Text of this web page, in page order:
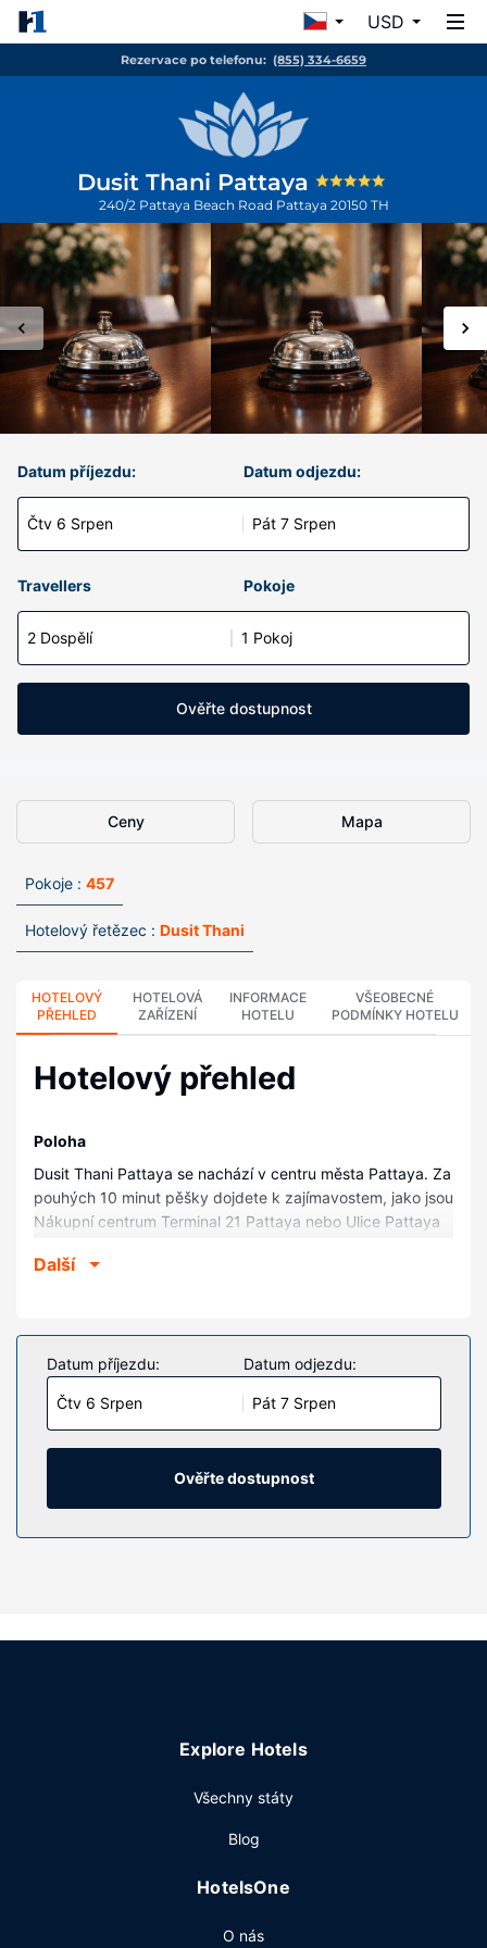
USD
Rezervace po telefonu: (855) 334-6659
Dusit Thani Pattaya
240/2 Pattaya Beach Road Pattaya 20150 TH
Datum příjezdu:
Čtv 6 Srpen
Datum odjezdu:
Pát 7 Srpen
Travellers Pokoje
2 Dospělí 1 Pokoj
Ověřte dostupnost
Ceny Mapa
Pokoje : 457
Hotelový řetězec : Dusit Thani
HOTELOVÝ
PŘEHLED
HOTELOVÁ
ZAŘÍZENÍ
INFORMACE
HOTELU
VŠEOBECNÉ
PODMÍNKY HOTELU
Hotelový přehled
Poloha
Dusit Thani Pattaya se nachází v centru města Pattaya. Za
pouhých 10 minut pěšky dojdete k zajímavostem, jako jsou
Nákupní centrum Terminal 21 Pattaya nebo Ulice Pattaya
in Paradise a 1,6 km od Pláž Pattaya.
V jednom z 457 klimatizovaných pokojů, k jejichž vybavení
patří lednička a LCD televize, se budete cítit jako doma. K
pokoji náleží vlastní balkon. Bezdrátový internet zdarma
vám zajistí spojení se světem a televize, která nabízí
satelitní kanály, a DVD přehrávačem dobrou zábavu.
Soukromé koupelny nabízí vybavení, jehož součástí jsou
vana či sprcha, toaletní potřeby zdarma a vysoušeč vlasů.
Vybavení nemovitosti
Wellness centrum nabízí následující služby: masáže, péče
Součástí vybavení jsou také bezdrátový internet zdarma,
Když dostanete hlad, bude vám k dispozici nejen
omezeným provozem, chcete-li zůstat v pohodlí svého
vám k dispozici bar/salonek, bazénový bar nebo 2 bary u
příplatek bufetovou snídani.
Další
Datum příjezdu:
Čtv 6 Srpen
Datum odjezdu:
Pát 7 Srpen
Ověřte dostupnost
Explore Hotels
Všechny státy
Blog
HotelsOne
O nás